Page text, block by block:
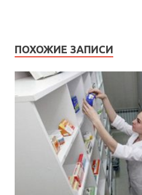
ПОХОЖИЕ ЗАПИСИ